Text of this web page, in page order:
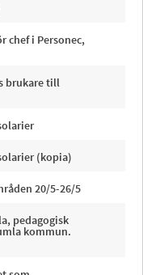
chef i Personec,
brukare till
(kopia)
20/5-26/5
pedagogisk
kommun.